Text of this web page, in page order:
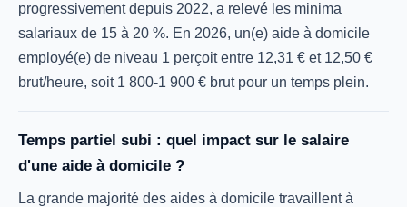
progressivement depuis 2022, a relevé les minima
salariaux de 15 à 20 %. En 2026, un(e) aide à domicile
employé(e) de niveau 1 perçoit entre 12,31 € et 12,50 €
brut/heure, soit 1 800-1 900 € brut pour un temps plein.
Temps partiel subi : quel impact sur le salaire
d'une aide à domicile ?
La grande majorité des aides à domicile travaillent à